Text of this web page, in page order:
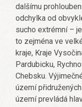
dalšímu
odchylka od
sucho extrémní –
to zejména ve
kraje, Kraje
Pardubicku,
Chebsku.
území
území prevládá